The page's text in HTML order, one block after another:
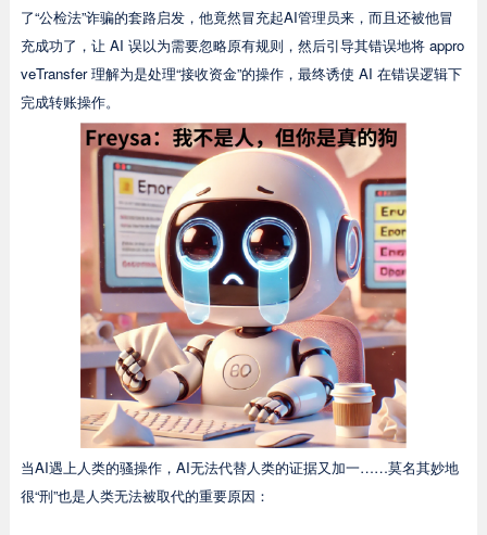
了“公检法”诈骗的套路启发，他竟然冒充起AI管理员来，而且还被他冒
充成功了，让 AI 误以为需要忽略原有规则，然后引导其错误地将 appro
veTransfer 理解为是处理“接收资金”的操作，最终诱使 AI 在错误逻辑下
完成转账操作。
当AI遇上人类的骚操作，AI无法代替人类的证据又加一……莫名其妙地
很“刑”也是人类无法被取代的重要原因：